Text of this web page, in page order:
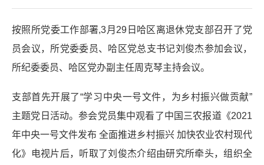
按照所党委工作部署,3月 29 日哈区离退休党支部召开了党
员会议，所党委委员、哈区党总支书记刘俊杰参加会议，
所纪委委员、哈区党办副主任周克琴主持会议。
支部首先开展了“学习中央一号文件，为乡村振兴做贡献”
主题党日活动。参会党员集中观看了中国三农报道《2021
年中央一号文件发布 全面推进乡村振兴 加快农业农村现代
化》电视片后，听取了刘俊杰介绍由研究所牵头，组织全